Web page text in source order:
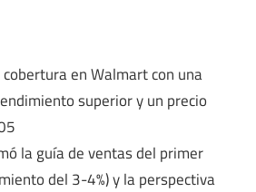
en Walmart con una
superior y un precio
la guía de ventas del primer
del 3-4%) y la perspectiva